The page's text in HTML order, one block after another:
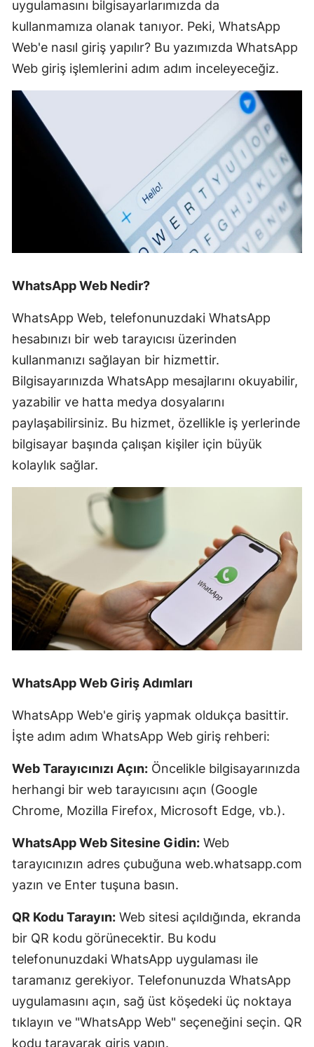
uygulamasını bilgisayarlarımızda da
kullanmamıza olanak tanıyor. Peki, WhatsApp
Web'e nasıl giriş yapılır? Bu yazımızda WhatsApp
Web giriş işlemlerini adım adım inceleyeceğiz.
WhatsApp Web Nedir?
WhatsApp Web, telefonunuzdaki WhatsApp
hesabınızı bir web tarayıcısı üzerinden
kullanmanızı sağlayan bir hizmettir.
Bilgisayarınızda WhatsApp mesajlarını okuyabilir,
yazabilir ve hatta medya dosyalarını
paylaşabilirsiniz. Bu hizmet, özellikle iş yerlerinde
bilgisayar başında çalışan kişiler için büyük
kolaylık sağlar.
WhatsApp Web Giriş Adımları
WhatsApp Web'e giriş yapmak oldukça basittir.
İşte adım adım WhatsApp Web giriş rehberi:
Web Tarayıcınızı Açın: Öncelikle bilgisayarınızda
herhangi bir web tarayıcısını açın (Google
Chrome, Mozilla Firefox, Microsoft Edge, vb.).
WhatsApp Web Sitesine Gidin: Web
tarayıcınızın adres çubuğuna web.whatsapp.com
yazın ve Enter tuşuna basın.
QR Kodu Tarayın: Web sitesi açıldığında, ekranda
bir QR kodu görünecektir. Bu kodu
telefonunuzdaki WhatsApp uygulaması ile
taramanız gerekiyor. Telefonunuzda WhatsApp
uygulamasını açın, sağ üst köşedeki üç noktaya
tıklayın ve "WhatsApp Web" seçeneğini seçin. QR
kodu tarayarak giriş yapın.